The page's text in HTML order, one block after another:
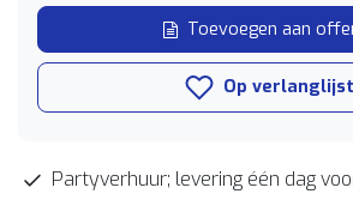
Toevoegen aan
Op verlanglijst
Partyverhuur; levering één dag